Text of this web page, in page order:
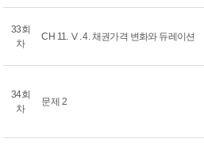
33회
차
CH 11. Ⅴ. 4. 채권가격 변화와 듀레이션
34회
차
문제 2